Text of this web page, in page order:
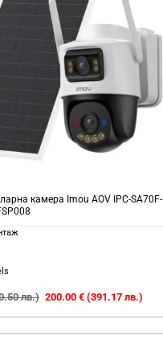
камера Imou AOV IPC-SA70F-
200.00 € (391.17 лв.)
лв.)